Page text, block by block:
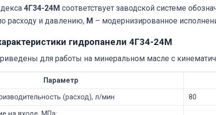
4Г34-24М соответствует заводской системе
расходу и давлению, М – модернизированное
гидропанели 4Г34-24М
для работы на минеральном масле с
Параметр
(расход), л/мин
80